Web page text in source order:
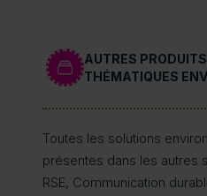
AUTRES
THÉMATIQUES
Toutes les solutions
présentes dans les autres
RSE, Communication